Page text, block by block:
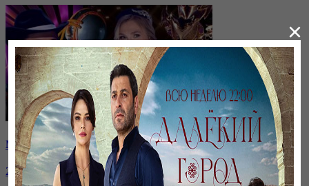
Маска Kazakhstan. 9-шығарылым | 9-выпуск
21 декабря, 22:00
×